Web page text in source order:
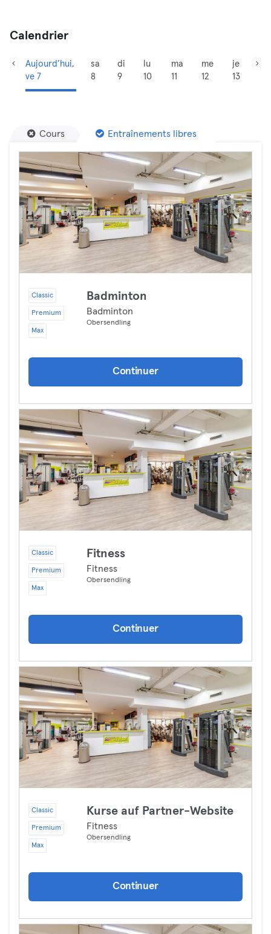
Calendrier
Aujourd’hui,
ve 7
sa
8
di
9
lu
10
ma
11
me
12
je
13
Cours Entraînements libres
Classic
Premium
Max
Badminton
Badminton
Obersendling
Continuer
Classic
Premium
Max
Fitness
Fitness
Obersendling
Continuer
Classic
Premium
Max
Kurse auf Partner-Website
Fitness
Obersendling
Continuer